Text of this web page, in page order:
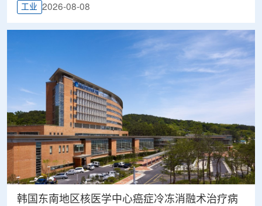
工业 2026-08-08
韩国东南地区核医学中心癌症冷冻消融术治疗病